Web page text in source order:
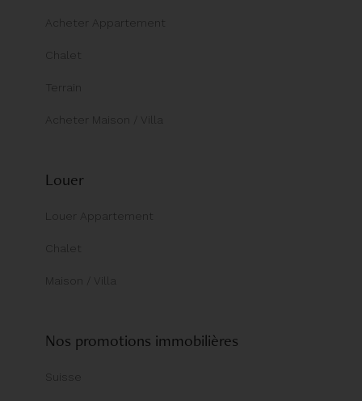
Acheter Appartement
Chalet
Terrain
Acheter Maison / Villa
Louer
Louer Appartement
Chalet
Maison / Villa
Nos promotions immobilières
Suisse